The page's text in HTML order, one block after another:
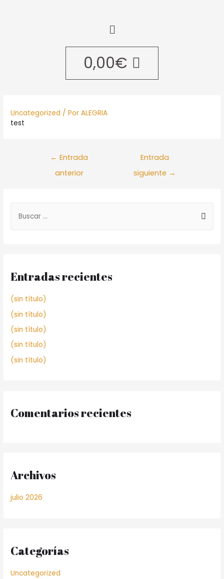
0,00€
Uncategorized / PorALEGRIA
test
← Entrada
anterior
Entrada
siguiente →
Entradas recientes
(sin título)
(sin título)
(sin título)
(sin título)
(sin título)
Comentarios recientes
Archivos
julio 2026
Categorías
Uncategorized